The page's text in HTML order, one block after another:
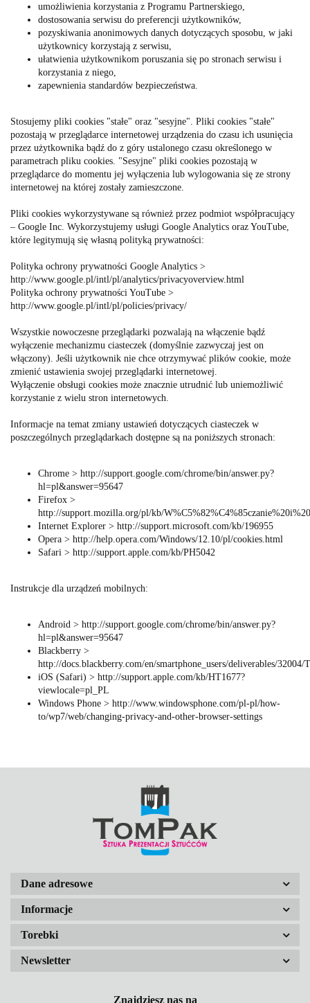
umożliwienia korzystania z Programu Partnerskiego,
dostosowania serwisu do preferencji użytkowników,
pozyskiwania anonimowych danych dotyczących sposobu, w jaki
użytkownicy korzystają z serwisu,
ułatwienia użytkownikom poruszania się po stronach serwisu i
korzystania z niego,
zapewnienia standardów bezpieczeństwa.
Stosujemy pliki cookies "stałe" oraz "sesyjne". Pliki cookies "stałe"
pozostają w przeglądarce internetowej urządzenia do czasu ich usunięcia
przez użytkownika bądź do z góry ustalonego czasu określonego w
parametrach pliku cookies. "Sesyjne" pliki cookies pozostają w
przeglądarce do momentu jej wyłączenia lub wylogowania się ze strony
internetowej na której zostały zamieszczone.
Pliki cookies wykorzystywane są również przez podmiot współpracujący
– Google Inc. Wykorzystujemy usługi Google Analytics oraz YouTube,
które legitymują się własną polityką prywatności:
Polityka ochrony prywatności Google Analytics >
http://www.google.pl/intl/pl/analytics/privacyoverview.html
Polityka ochrony prywatności YouTube >
http://www.google.pl/intl/pl/policies/privacy/
Wszystkie nowoczesne przeglądarki pozwalają na włączenie bądź
wyłączenie mechanizmu ciasteczek (domyślnie zazwyczaj jest on
włączony). Jeśli użytkownik nie chce otrzymywać plików cookie, może
zmienić ustawienia swojej przeglądarki internetowej.
Wyłączenie obsługi cookies może znacznie utrudnić lub uniemożliwić
korzystanie z wielu stron internetowych.
Informacje na temat zmiany ustawień dotyczących ciasteczek w
poszczególnych przeglądarkach dostępne są na poniższych stronach:
Chrome > http://support.google.com/chrome/bin/answer.py?
hl=pl&answer=95647
Firefox >
http://support.mozilla.org/pl/kb/
Internet Explorer > http://support.microsoft.com/kb/196955
Opera > http://help.opera.com/Windows/12.10/pl/cookies.html
Safari > http://support.apple.com/kb/PH5042
Instrukcje dla urządzeń mobilnych:
Android > http://support.google.com/chrome/bin/answer.py?
hl=pl&answer=95647
Blackberry >
http://docs.blackberry.com/en/smartphone_users/deliverables/
iOS (Safari) > http://support.apple.com/kb/HT1677?
viewlocale=pl_PL
Windows Phone > http://www.windowsphone.com/pl-pl/how-
to/wp7/web/changing-privacy-and-other-browser-settings
Dane adresowe
Informacje
Torebki
Newsletter
Znajdziesz nas na